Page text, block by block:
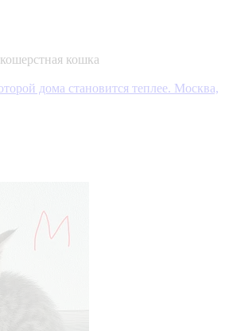
кошка
дома становится теплее. Москва,